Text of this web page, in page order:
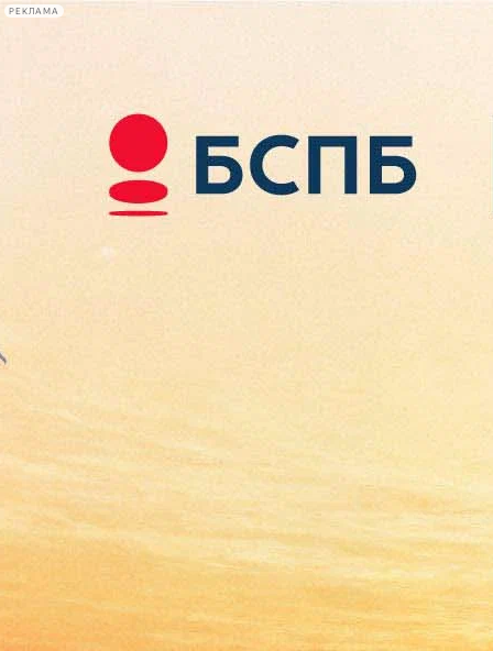
РЕКЛАМА
Сегодня:
2026.08.07
23:21
Афиша Plus
Выходит в продажу новый
роман Елены Чижовой
«Китаист»